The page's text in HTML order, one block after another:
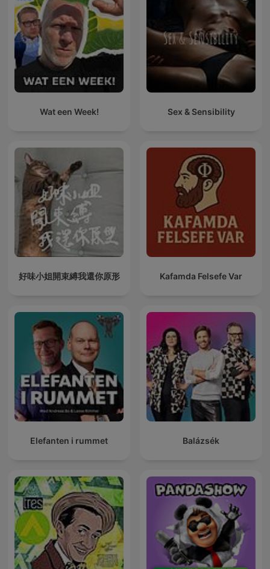
Wat een Week! Sex & Sensibility
好味小姐開束縛我還你原形 Kafamda Felsefe Var
Elefanten i rummet Balázsék